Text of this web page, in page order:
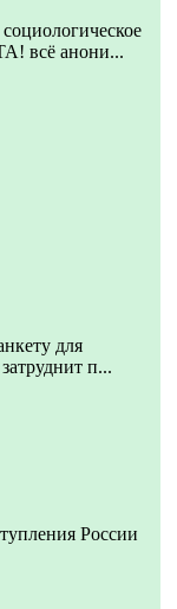
всё анони...
для
п...
России